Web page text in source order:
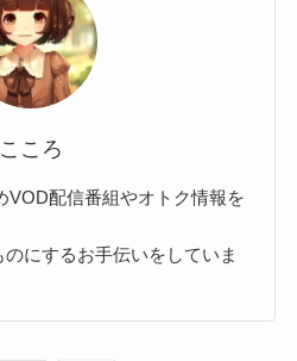
こころ
VOD配信番組やオトク情報を
にするお手伝いをしていま